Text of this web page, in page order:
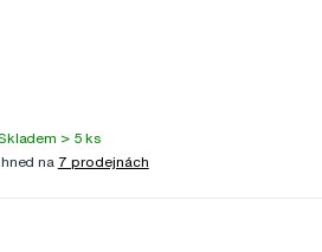
> 5 ks
na 7 prodejnách